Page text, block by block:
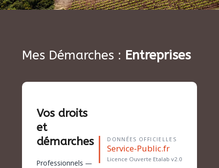
Mes Démarches : Entreprises
Vos droits
et
démarches
Professionnels —
DONNÉES OFFICIELLES
Service-Public.fr
Licence Ouverte Etalab v2.0